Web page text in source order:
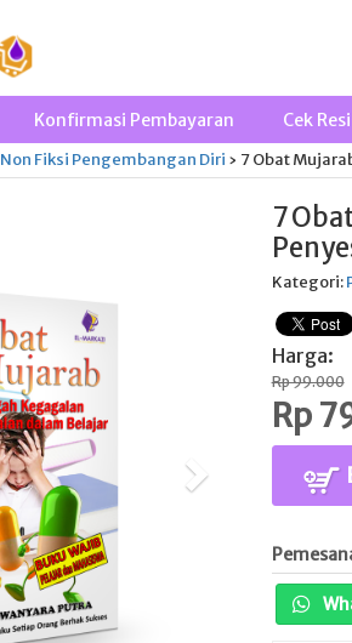
Konfirmasi Pembayaran Cek Resi
Non Fiksi Pengembangan Diri › 7 Obat
7
Kategori:
Harga:
Rp 99.000
Rp